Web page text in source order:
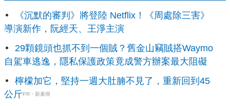
《沉默的審判》將登陸 Netflix！《周處除三害》
導演新作，阮經天、王淨主演
29顆鏡頭也抓不到一個賊？舊金山竊賊搭Waymo
自駕車逃逸，隱私保護政策竟成警方辦案最大阻礙
檸檬加它，堅持一週大肚腩不見了，重新回到45
公斤PR・新素簡